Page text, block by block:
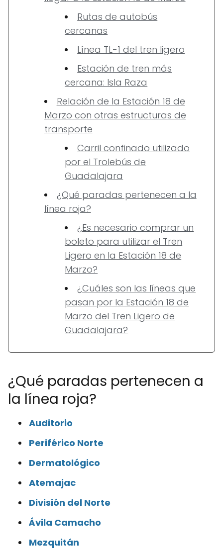
Rutas de autobús
cercanas
Línea TL-1 del tren ligero
Estación de tren más
cercana: Isla Raza
Relación de la Estación 18 de
Marzo con otras estructuras de
transporte
Carril confinado utilizado
por el Trolebús de
Guadalajara
¿Qué paradas pertenecen a la
línea roja?
¿Es necesario comprar un
boleto para utilizar el Tren
Ligero en la Estación 18 de
Marzo?
¿Cuáles son las líneas que
pasan por la Estación 18 de
Marzo del Tren Ligero de
Guadalajara?
¿Qué paradas pertenecen a
la línea roja?
Auditorio
Periférico Norte
Dermatológico
Atemajac
División del Norte
Ávila Camacho
Mezquitán